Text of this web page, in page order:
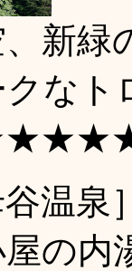
新緑
なト
温泉］
屋の内